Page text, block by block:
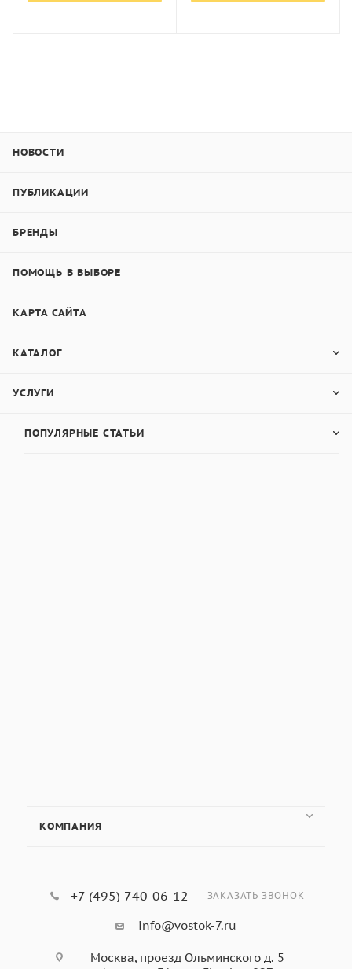
НОВОСТИ
ПУБЛИКАЦИИ
БРЕНДЫ
ПОМОЩЬ В ВЫБОРЕ
КАРТА САЙТА
КАТАЛОГ
УСЛУГИ
ПОПУЛЯРНЫЕ СТАТЬИ
КОМПАНИЯ
+7 (495) 740-06-12 ЗАКАЗАТЬ ЗВОНОК
info@vostok-7.ru
Москва, проезд Ольминского д. 5